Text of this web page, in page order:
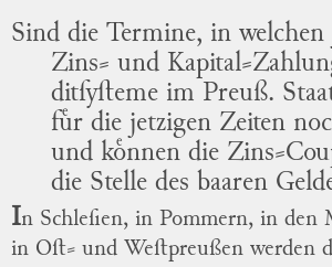
Sind die Termine, in welchen
Zins⸗ und
ditſyſteme im Preuß.
fuͤr die jetzigen Zeiten
und koͤnnen die
die Stelle des baaren
In Schleſien, in Pommern, in den
in Oſt⸗ und Weſtpreußen werden